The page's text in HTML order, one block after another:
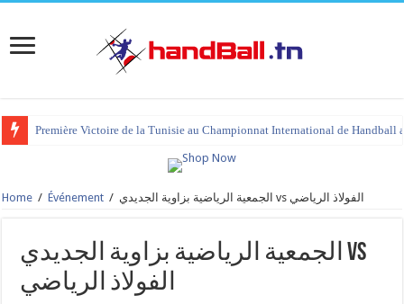
Première Victoire de la Tunisie au Championnat International de Handball
Home / Événement / الجمعية الرياضية بزاوية الجديدي vs الفولاذ الرياضي
الجمعية الرياضية بزاوية الجديدي vs
الفولاذ الرياضي